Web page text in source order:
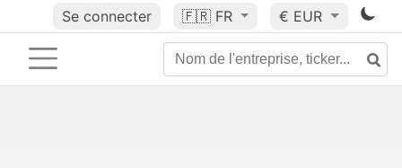
Se connecter 🇫🇷 FR € EUR